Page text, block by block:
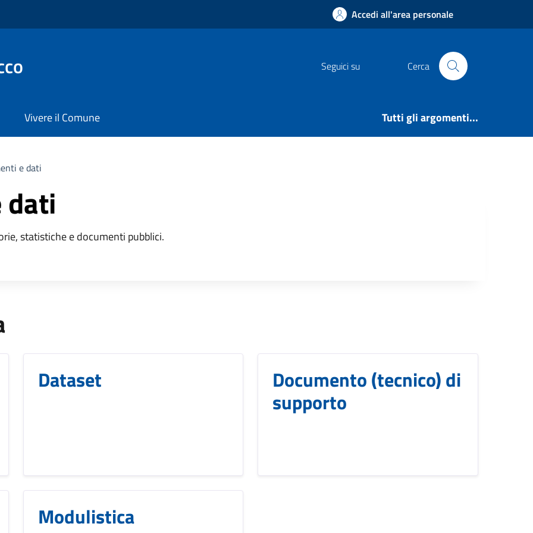
Accedi all'area personale
Seguici su Cerca
Vivere il Comune Tutti gli argomenti...
e dati
dati
statistiche e documenti pubblici.
Dataset Documento (tecnico) di
supporto
Modulistica